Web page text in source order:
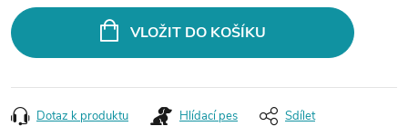
VLOŽIT DO KOŠÍKU
Dotaz k produktu Hlídací pes Sdílet